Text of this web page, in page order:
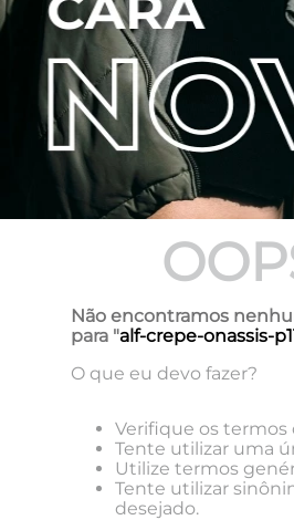
Não encontramos
para "alf-crepe-onassis-
O que eu devo fazer?
Verifique os termos
Tente utilizar uma
Utilize termos
Tente utilizar
desejado.